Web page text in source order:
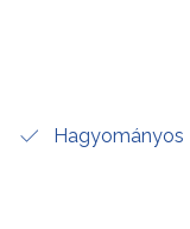
Hagyományos